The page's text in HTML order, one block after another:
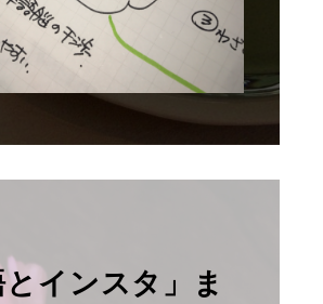
インスタ」ま